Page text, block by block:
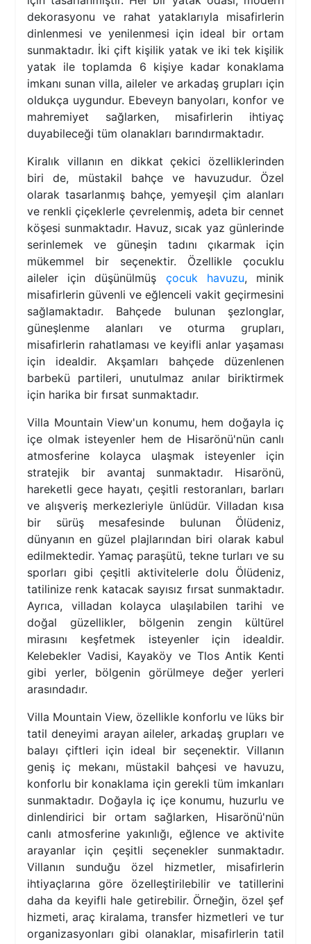
dekorasyonu ve rahat yataklarıyla misafirlerin
dinlenmesi ve yenilenmesi için ideal bir ortam
sunmaktadır. İki çift kişilik yatak ve iki tek kişilik
yatak ile toplamda 6 kişiye kadar konaklama
imkanı sunan villa, aileler ve arkadaş grupları için
oldukça uygundur. Ebeveyn banyoları, konfor ve
mahremiyet sağlarken, misafirlerin ihtiyaç
duyabileceği tüm olanakları barındırmaktadır.
Kiralık villanın en dikkat çekici özelliklerinden
biri de, müstakil bahçe ve havuzudur. Özel
olarak tasarlanmış bahçe, yemyeşil çim alanları
ve renkli çiçeklerle çevrelenmiş, adeta bir cennet
köşesi sunmaktadır. Havuz, sıcak yaz günlerinde
serinlemek ve güneşin tadını çıkarmak için
mükemmel bir seçenektir. Özellikle çocuklu
aileler için düşünülmüş çocuk havuzu, minik
misafirlerin güvenli ve eğlenceli vakit geçirmesini
sağlamaktadır. Bahçede bulunan şezlonglar,
güneşlenme alanları ve oturma grupları,
misafirlerin rahatlaması ve keyifli anlar yaşaması
için idealdir. Akşamları bahçede düzenlenen
barbekü partileri, unutulmaz anılar biriktirmek
için harika bir fırsat sunmaktadır.
Villa Mountain View'un konumu, hem doğayla iç
içe olmak isteyenler hem de Hisarönü'nün canlı
atmosferine kolayca ulaşmak isteyenler için
stratejik bir avantaj sunmaktadır. Hisarönü,
hareketli gece hayatı, çeşitli restoranları, barları
ve alışveriş merkezleriyle ünlüdür. Villadan kısa
bir sürüş mesafesinde bulunan Ölüdeniz,
dünyanın en güzel plajlarından biri olarak kabul
edilmektedir. Yamaç paraşütü, tekne turları ve su
sporları gibi çeşitli aktivitelerle dolu Ölüdeniz,
tatilinize renk katacak sayısız fırsat sunmaktadır.
Ayrıca, villadan kolayca ulaşılabilen tarihi ve
doğal güzellikler, bölgenin zengin kültürel
mirasını keşfetmek isteyenler için idealdir.
Kelebekler Vadisi, Kayaköy ve Tlos Antik Kenti
gibi yerler, bölgenin görülmeye değer yerleri
arasındadır.
Villa Mountain View, özellikle konforlu ve lüks bir
tatil deneyimi arayan aileler, arkadaş grupları ve
balayı çiftleri için ideal bir seçenektir. Villanın
geniş iç mekanı, müstakil bahçesi ve havuzu,
konforlu bir konaklama için gerekli tüm imkanları
sunmaktadır. Doğayla iç içe konumu, huzurlu ve
dinlendirici bir ortam sağlarken, Hisarönü'nün
canlı atmosferine yakınlığı, eğlence ve aktivite
arayanlar için çeşitli seçenekler sunmaktadır.
Villanın sunduğu özel hizmetler, misafirlerin
ihtiyaçlarına göre özelleştirilebilir ve tatillerini
daha da keyifli hale getirebilir. Örneğin, özel şef
hizmeti, araç kiralama, transfer hizmetleri ve tur
organizasyonları gibi olanaklar, misafirlerin tatil